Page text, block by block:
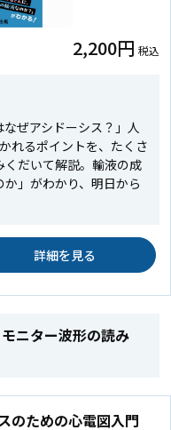
2,200円 税込
ぜアシドーシス？」――人
れるポイントを、たくさ
だいて解説。輸液の成
」がわかり、明日から
詳細を見る
ニター波形の読み
のための心電図入門